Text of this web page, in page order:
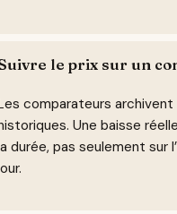
le prix sur un
comparateurs archivent
Une baisse
durée, pas seulement sur